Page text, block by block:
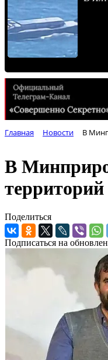
Главная Новости В
В
Поделиться
Подписаться на